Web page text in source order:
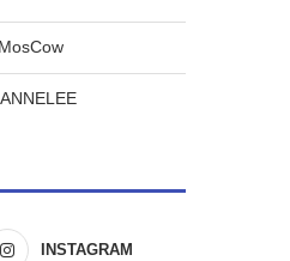
INSTAGRAM